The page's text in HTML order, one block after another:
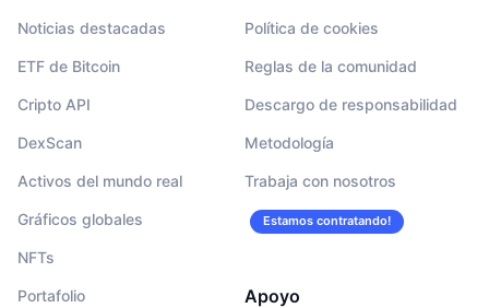
Noticias destacadas
ETF de Bitcoin
Cripto API
DexScan
Activos del mundo real
Gráficos globales
NFTs
Portafolio
Política de cookies
Reglas de la comunidad
Descargo de responsabilidad
Metodología
Trabaja con nosotros
Estamos contratando!
Apoyo